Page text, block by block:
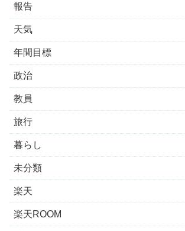
報告
天気
年間目標
政治
教員
旅行
暮らし
未分類
楽天
楽天ROOM